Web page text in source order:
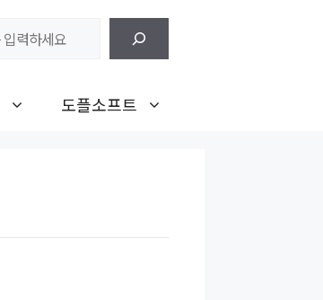
도플소프트